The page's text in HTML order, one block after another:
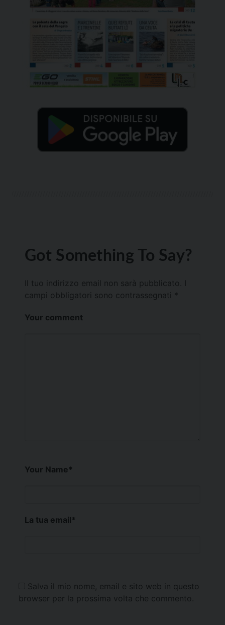
Got Something To Say?
Il tuo indirizzo email non sarà pubblicato.
campi obbligatori sono contrassegnati *
Your comment
Your Name*
La tua email*
Salva il mio nome, email e sito web in questo
browser per la prossima volta che commento.